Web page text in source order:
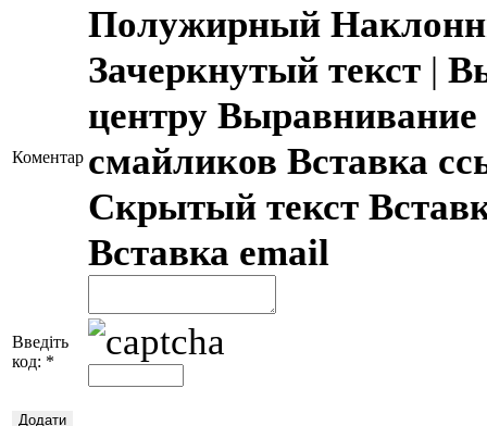
Коментар
Полужирный
Зачеркнутый текст |
центру
смайликов Вставка
Скрытый текст
Вставка email
Введіть
код: *